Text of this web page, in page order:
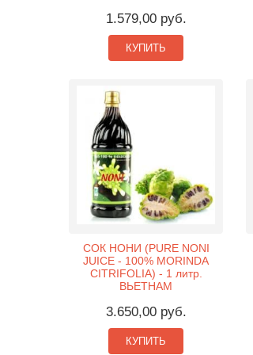
1.579,00 руб.
КУПИТЬ
СОК НОНИ (PURE NONI
JUICE - 100% MORINDA
CITRIFOLIA) - 1 литр.
ВЬЕТНАМ
3.650,00 руб.
КУПИТЬ